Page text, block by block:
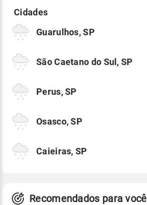
Guarulhos, SP
São Caetano do Sul, SP
Perus, SP
Osasco, SP
Caieiras, SP
Recomendados para você